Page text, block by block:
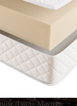
Лэнд» Маунт